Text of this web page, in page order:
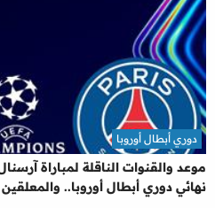
موعد والقنوات الناقلة لمباراة
نهائي دوري أبطال أوروبا.. والمعلقين
دوري أبطال أوروبا